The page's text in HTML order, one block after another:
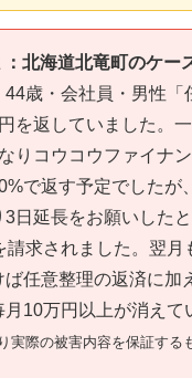
北海道北竜町のケー
歳・会社員・男性「
を返していました。
りコウコウファイナ
で返す予定でしたが
日延長をお願いした
請求されました。翌月
任意整理の返済に加
10万円以上が消えて
実際の被害内容を保証する